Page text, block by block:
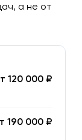
а не от
120 000 ₽
190 000 ₽